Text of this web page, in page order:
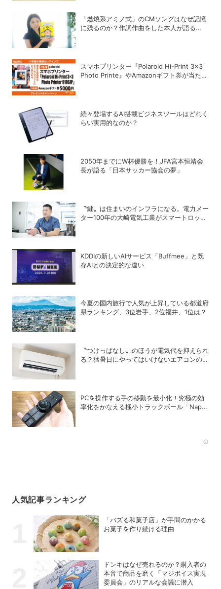
「燃焼系アミノ式」のCMソングはなぜ記憶
に残るのか？作詞作曲をした本人が語る
スマホプリンター『Polaroid Hi-Print 3×3
Photo Printe』やAmazonギフト券が当た
続々登場するAI搭載ビジネスツールはどれく
らい実用的なのか？
2050年までにW杯優勝を！JFA宮本恒靖会
長が語る「日本サッカー協会の夢」
〝鍵〟は住まいのインフラになる。電力メー
ター100年の大崎電気工業がスマートロック
KDDIの新しいAIサービス「Buffmee」と既
存AIとの決定的な違い
今夏の国内旅行で人気が上昇している都道府
県ランキング、3位岩手、2位福井、1位は？
〝つけっぱなし〟のほうが電気代を抑えられ
る？猛暑日にやってはいけないエアコンの使
PCを操作する手の移動を最小化！究極の効
率化をかなえる極小トラックボール「Nape
人気記事ランキング
「バズる和菓子店」が手間のかかる
お菓子を作り続ける理由
ドンキはなぜ売れるのか？購入者の
本音で商品を磨く「マジボイス実現
委員会」のリアルな会議に潜入